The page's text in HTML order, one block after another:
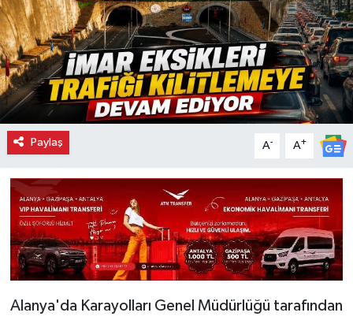
Paylaş A- A+
Alanya'da Karayolları Genel Müdürlüğü tarafından